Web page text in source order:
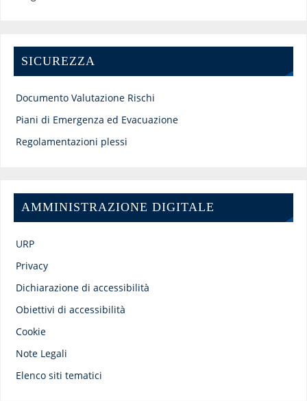
SICUREZZA
Documento Valutazione Rischi
Piani di Emergenza ed Evacuazione
Regolamentazioni plessi
AMMINISTRAZIONE DIGITALE
URP
Privacy
Dichiarazione di accessibilità
Obiettivi di accessibilità
Cookie
Note Legali
Elenco siti tematici